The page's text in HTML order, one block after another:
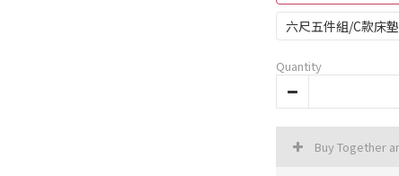
六尺五件組/C款床墊
Quantity
Buy Together